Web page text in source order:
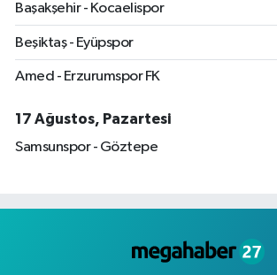
Başakşehir - Kocaelispor
Beşiktaş - Eyüpspor
Amed - Erzurumspor FK
17 Ağustos, Pazartesi
Samsunspor - Göztepe